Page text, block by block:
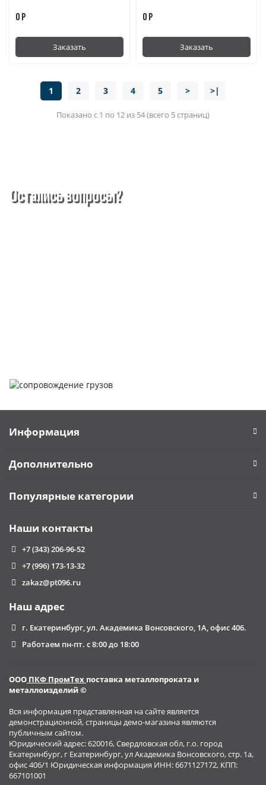
0 Р
Заказать
0 Р
Заказать
1 2 3 4 5 > >|
Показано с 1 по 12 из 54 (всего 5 страниц)
Остались вопросы?
Информация
Дополнительно
Популярные категории
Наши контакты
+7 (343) 206-96-52
+7 (996) 173-13-32
zakaz@pt096.ru
Наш адрес
г. Екатеринбург, ул. Академика Вонсовского, 1А, офис 406.
Работаем пн-пт. с 8:00 до 18:00
ООО ПКФ ПромТех поставка металлопроката и
металлоизделий ©
Вся информация представленная на сайте является
демонстрационной, страницы демо-магазина являются
публичным сайтом.
Юридический адрес: 620016, Свердловская обл, г.о. город
Екатеринбург, г Екатеринбург, ул Академика Вонсовского, стр. 1а,
офис 406/1 Юридическая информация ИНН: 6671127172, КПП:
667101001